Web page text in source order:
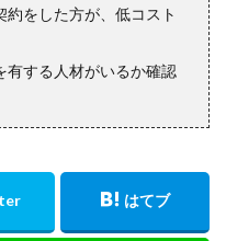
をした方が、低コスト
有する人材がいるか確認